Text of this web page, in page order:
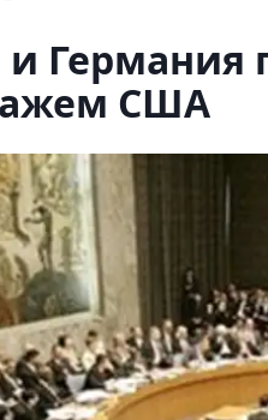
и Германия
США